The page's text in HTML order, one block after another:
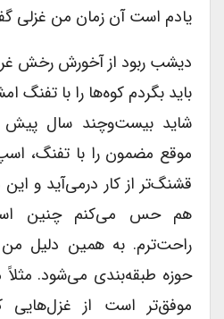
یادم است آن زمان من غزلی
دیشب ربود از آخورش رخش
باید بگردم کوه‌ها را با تفنگ
شاید بیست‌وچند سال پیش
موقع مضمون را با تفنگ،
قشنگ‌تر از کار درمی‌آید و
هم حس می‌کنم چنین
راحت‌ترم. به همین دلیل من
حوزه طبقه‌بندی می‌شود.
موفق‌تر است از غزل‌هایی